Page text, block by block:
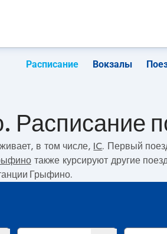
Расписание Вокзалы
Расписание
в том числе, IC. Первый
также курсируют другие
Грыфино.